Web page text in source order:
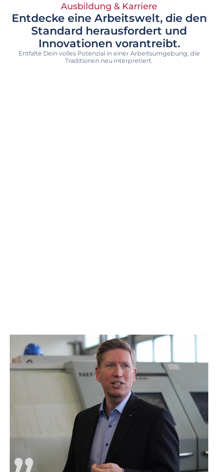
Ausbildung & Karriere
Entdecke eine Arbeitswelt, die den
Standard herausfordert und
Innovationen vorantreibt.
Entfalte Dein volles Potenzial in einer Arbeitsumgebung, die
Traditionen neu interpretiert.